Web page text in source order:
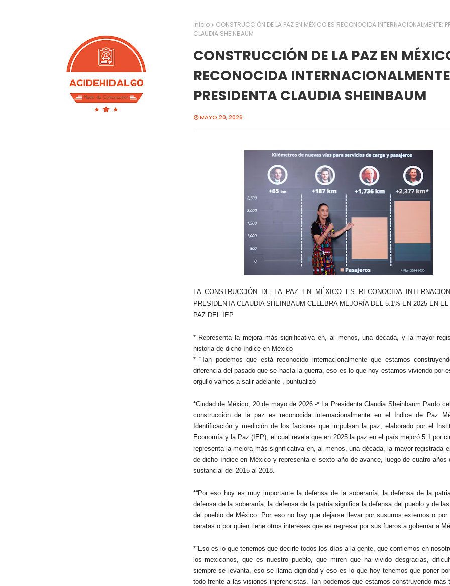
Inicio
CONSTRUCCIÓN DE LA PAZ EN MÉXICO ES RECONOCIDA INTERNACIONALMENTE:
CLAUDIA SHEINBAUM
CONSTRUCCIÓN DE LA PAZ EN
RECONOCIDA
PRESIDENTA CLAUDIA SHEINBAUM
MAYO 20, 2026
LA CONSTRUCCIÓN DE LA PAZ EN MÉXICO ES RECONOCIDA
PRESIDENTA CLAUDIA SHEINBAUM CELEBRA MEJORÍA DEL 5.1% EN 2025 EN
PAZ DEL IEP
* Representa la mejora más significativa en, al menos, una década, y la mayor
historia de dicho índice en México
* “Tan podemos que está reconocido internacionalmente que estamos
diferencia del pasado que se hacía la guerra, eso es lo que hoy estamos viviendo por
orgullo vamos a salir adelante”, puntualizó
*Ciudad de México, 20 de mayo de 2026.-* La Presidenta Claudia Sheinbaum Pardo
construcción de la paz es reconocida internacionalmente en el Índice de Paz
Identificación y medición de los factores que impulsan la paz, elaborado por el
Economía y la Paz (IEP), el cual revela que en 2025 la paz en el país mejoró 5.1 por
representa la mejora más significativa en, al menos, una década, la mayor registrada
de dicho índice en México y representa el sexto año de avance, luego de cuatro años
sustancial del 2015 al 2018.
*“Por eso hoy es muy importante la defensa de la soberanía, la defensa de la
defensa de la soberanía, la defensa de la patria significa la defensa del pueblo y de
del pueblo de México. Por eso no hay que dejarse llevar por susurros externos o por
baratas o por quien tiene otros intereses que es regresar por sus fueros a gobernar a
*“Eso es lo que tenemos que decirle todos los días a la gente, que confiemos en
los mexicanos, que es nuestro pueblo, que miren que ha vivido desgracias,
siempre se levanta, eso se llama dignidad y eso es lo que hoy tenemos que poner
todo frente a las visiones injerencistas. Tan podemos que estamos construyendo más